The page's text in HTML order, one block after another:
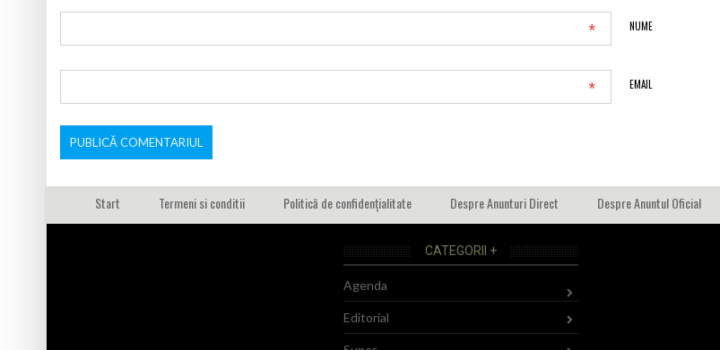
NUME
*
EMAIL
*
Start Termeni si conditii Politică de confidențialitate Despre Anunturi Direct Despre Anuntul Oficial
CATEGORII +
Agenda
Editorial